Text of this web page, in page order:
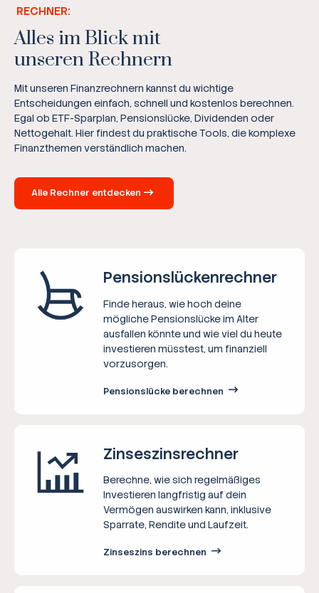
RECHNER:
Alles im Blick mit
unseren Rechnern
Mit unseren Finanzrechnern kannst du wichtige
Entscheidungen einfach, schnell und kostenlos berechnen.
Egal ob ETF-Sparplan, Pensionslücke, Dividenden oder
Nettogehalt. Hier findest du praktische Tools, die komplexe
Finanzthemen verständlich machen.
Alle Rechner entdecken
Pensions­lücken­rechner
Finde heraus, wie hoch deine
mögliche Pensionslücke im Alter
ausfallen könnte und wie viel du heute
investieren müsstest, um finanziell
vorzusorgen.
Pensionslücke berechnen
Zinseszins­rechner
Berechne, wie sich regelmäßiges
Investieren langfristig auf dein
Vermögen auswirken kann, inklusive
Sparrate, Rendite und Laufzeit.
Zinseszins berechnen